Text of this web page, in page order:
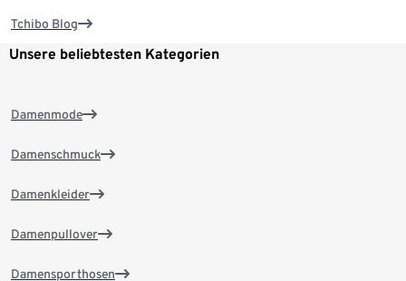
Tchibo Blog
Unsere beliebtesten Kategorien
Damenmode
Damenschmuck
Damenkleider
Damenpullover
Damensporthosen